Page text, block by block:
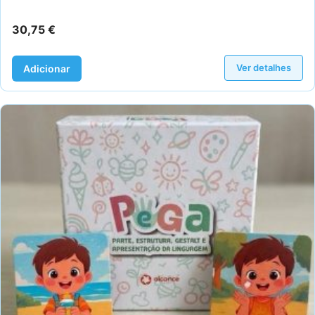
30,75 €
Adicionar Ver detalhes